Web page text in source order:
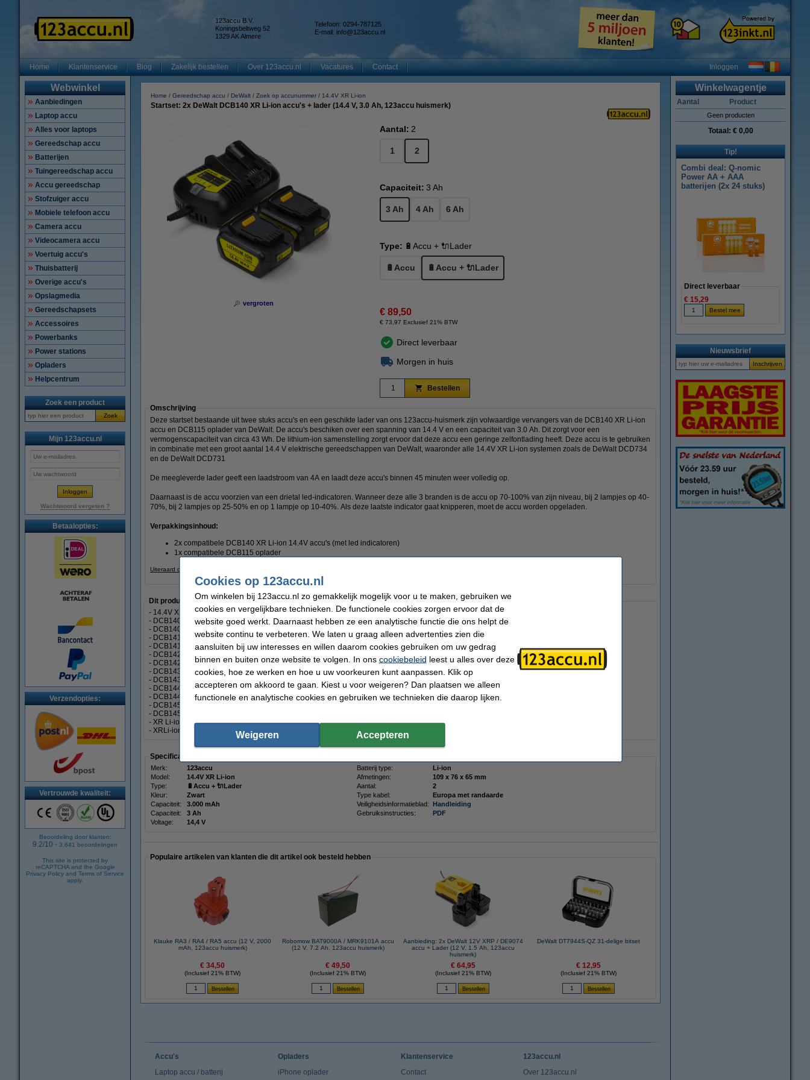
123accu B.V.
Koningsbeltweg 52
1329 AK Almere
Telefoon: 0294-787125
E-mail: info@123accu.nl
Home Klantenservice Blog Zakelijk bestellen Over 123accu.nl Vacatures Contact Inloggen
Webwinkel
Aanbiedingen
Laptop accu
Alles voor laptops
Gereedschap accu
Batterijen
Tuingereedschap accu
Accu gereedschap
Stofzuiger accu
Mobiele telefoon accu
Camera accu
Videocamera accu
Voertuig accu's
Thuisbatterij
Overige accu's
Opslagmedia
Gereedschapsets
Accessoires
Powerbanks
Power stations
Opladers
Helpcentrum
Zoek een product
Zoek
Mijn 123accu.nl
Wachtwoord vergeten ?
Betaalopties:
Verzendopties:
Vertrouwde kwaliteit:
Beoordeling door klanten:
9.2/10 - 3.641 beoordelingen
This site is protected by
reCAPTCHA and the Google
Privacy Policy and Terms of Service
apply.
Home Gereedschap accu DeWalt Zoek op accunummer 14.4V XR Li-ion
Startset: 2x DeWalt DCB140 XR Li-ion accu's + lader (14.4 V, 3.0 Ah, 123accu huismerk)
vergroten
Aantal: 2
1 2
Capaciteit: 3 Ah
3 Ah 4 Ah 6 Ah
Type: 🔋Accu + 🔌Lader
🔋Accu 🔋Accu + 🔌Lader
€ 89,50
€ 73,97 Exclusief 21% BTW
Direct leverbaar
Morgen in huis
Bestellen
Omschrijving
Deze startset bestaande uit twee stuks accu's en een geschikte lader van ons 123accu-huismerk zijn volwaardige vervangers van de DCB140 XR Li-ion
accu en DCB115 oplader van DeWalt. De accu's beschiken over een spanning van 14.4 V en een capaciteit van 3.0 Ah. Dit zorgt voor een
vermogenscapaciteit van circa 43 Wh. De lithium-ion samenstelling zorgt ervoor dat deze accu een geringe zelfontlading heeft. Deze accu is te gebruiken
in combinatie met een groot aantal 14.4 V elektrische gereedschappen van DeWalt, waaronder alle 14.4V XR Li-ion systemen zoals de DeWalt DCD734
en de DeWalt DCD731
De meegleverde lader geeft een laadstroom van 4A en laadt deze accu's binnen 45 minuten weer volledig op.
Daarnaast is de accu voorzien van een drietal led-indicatoren. Wanneer deze alle 3 branden is de accu op 70-100% van zijn niveau, bij 2 lampjes op 40-
70%, bij 2 lampjes op 25-50% en op 1 lampje op 10-40%. Als deze laatste indicator gaat knipperen, moet de accu worden opgeladen.
Verpakkingsinhoud:
2x compatibele DCB140 XR Li-ion 14.4V accu's (met led indicatoren)
1x compatibele DCB115 oplader
Uiteraard ook op dit 123accu huismerk kwaliteitsproduct 100% garantie.
Dit product vervangt partnummers:
- 14.4V XR Li-ion
- DCB140
- DCB140-XJ
- DCB141
- DCB141-XJ
- DCB142
- DCB142-XJ
- DCB143
- DCB143-XJ
- DCB144
- DCB144-XJ
- DCB145
- DCB145-XJ
- XR Li-ion 14.4V
- XRLi-ion14.4V
Specificaties
Merk: 123accu Batterij type:
Li-ion
Model:
14.4V XR Li-ion Afmetingen:
109 x 76 x 65 mm
Type:
🔋Accu + 🔌Lader Aantal:
2
Kleur:
Zwart Type kabel:
Europa met randaarde
Capaciteit:
3.000 mAh Veiligheidsinformatieblad: Handleiding
Capaciteit:
3 Ah Gebruiksinstructies:
PDF
Voltage:
14,4 V
Populaire artikelen van klanten die dit artikel ook besteld hebben
Klauke RA3 / RA4 / RA5 accu (12 V, 2000
mAh, 123accu huismerk)
€ 34,50
(Inclusief 21% BTW)
Robomow BAT9000A / MRK9101A accu
(12 V, 7.2 Ah, 123accu huismerk)
€ 49,50
(Inclusief 21% BTW)
Aanbieding: 2x DeWalt 12V XRP / DE9074
accu + Lader (12 V, 1.5 Ah, 123accu
huismerk)
€ 64,95
(Inclusief 21% BTW)
DeWalt DT7944S-QZ 31-delige bitset
€ 12,95
(Inclusief 21% BTW)
Winkelwagentje
Aantal Product
Geen producten
Totaal: € 0,00
Tip!
Combi deal: Q-nomic
Power AA + AAA
batterijen (2x 24 stuks)
Direct leverbaar
€ 15,29
Nieuwsbrief
Accu's
Laptop accu / batterij
Opladers
iPhone oplader
Klantenservice
Contact
123accu.nl
Over 123accu.nl
Cookies op 123accu.nl
Om winkelen bij 123accu.nl zo gemakkelijk mogelijk voor u te maken, gebruiken we
cookies en vergelijkbare technieken. De functionele cookies zorgen ervoor dat de
website goed werkt. Daarnaast hebben ze een analytische functie die ons helpt de
website continu te verbeteren. We laten u graag alleen advertenties zien die
aansluiten bij uw interesses en willen daarom cookies gebruiken om uw gedrag
binnen en buiten onze website te volgen. In ons cookiebeleid leest u alles over deze
cookies, hoe ze werken en hoe u uw voorkeuren kunt aanpassen. Klik op
accepteren om akkoord te gaan. Kiest u voor weigeren? Dan plaatsen we alleen
functionele en analytische cookies en gebruiken we technieken die daarop lijken.
Weigeren Accepteren